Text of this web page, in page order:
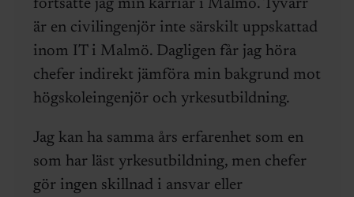
fortsatte jag min karriär i Malmö. Tyvärr
är en civilingenjör inte särskilt uppskattad
inom IT i Malmö. Dagligen får jag höra
chefer indirekt jämföra min bakgrund mot
högskoleingenjör och yrkesutbildning.
Jag kan ha samma års erfarenhet som en
som har läst yrkesutbildning, men chefer
gör ingen skillnad i ansvar eller